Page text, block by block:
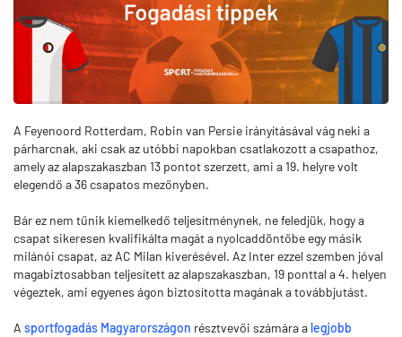
A Feyenoord Rotterdam, Robin van Persie irányításával vág neki a
párharcnak, aki csak az utóbbi napokban csatlakozott a csapathoz,
amely az alapszakaszban 13 pontot szerzett, ami a 19. helyre volt
elegendő a 36 csapatos mezőnyben.
Bár ez nem tűnik kiemelkedő teljesítménynek, ne feledjük, hogy a
csapat sikeresen kvalifikálta magát a nyolcaddöntőbe egy másik
milánói csapat, az AC Milan kiverésével. Az Inter ezzel szemben jóval
magabiztosabban teljesített az alapszakaszban, 19 ponttal a 4. helyen
végeztek, ami egyenes ágon biztosította magának a továbbjutást.
A sportfogadás Magyarországon résztvevői számára a legjobb